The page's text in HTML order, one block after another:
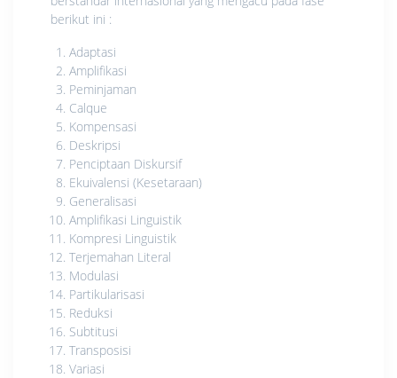
berikut ini :
Adaptasi
Amplifikasi
Peminjaman
Calque
Kompensasi
Deskripsi
Penciptaan Diskursif
Ekuivalensi (Kesetaraan)
Generalisasi
Amplifikasi Linguistik
Kompresi Linguistik
Terjemahan Literal
Modulasi
Partikularisasi
Reduksi
Subtitusi
Transposisi
Variasi